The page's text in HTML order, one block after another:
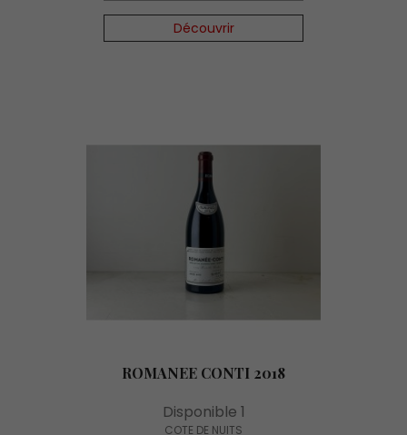
Découvrir
ROMANEE CONTI 2018
Disponible 1
COTE DE NUITS